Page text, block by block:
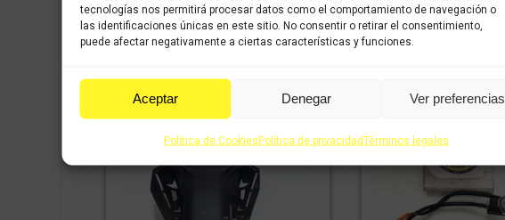
tecnologías nos permitirá procesar datos como el comportamiento de navegación o
las identificaciones únicas en este sitio. No consentir o retirar el consentimiento,
puede afectar negativamente a ciertas características y funciones.
Aceptar Denegar Ver preferencias
Política de CookiesPolítica de privacidadTérminos legales